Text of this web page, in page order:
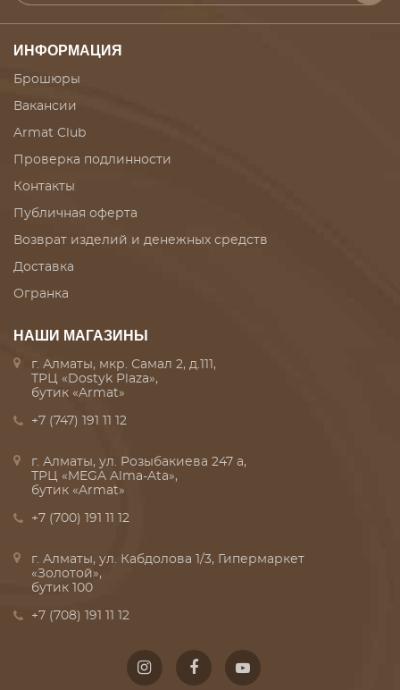
ИНФОРМАЦИЯ
Брошюры
Вакансии
Armat Club
Проверка подлинности
Контакты
Публичная оферта
Возврат изделий и денежных средств
Доставка
Огранка
НАШИ МАГАЗИНЫ
г. Алматы, мкр. Самал 2, д.111,
ТРЦ «Dostyk Plaza»,
бутик «Armat»
+7 (747) 191 11 12
г. Алматы, ул. Розыбакиева 247 а,
ТРЦ «MEGA Alma-Ata»,
бутик «Armat»
+7 (700) 191 11 12
г. Алматы, ул. Кабдолова 1/3, Гипермаркет
«Золотой»,
бутик 100
+7 (708) 191 11 12